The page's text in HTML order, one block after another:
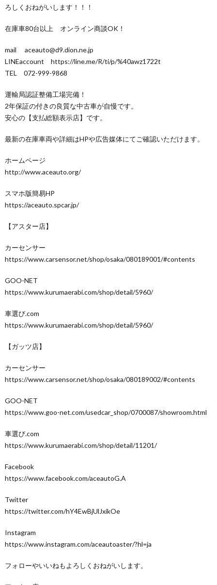
ろしくおねがいします！！！
在庫車80台以上 オンライン商談OK！
mail aceauto@d9.dion.ne.jp
LINEaccount https://line.me/R/ti/p/%40awz1722t
TEL 072-999-9868
運輸局認証整備工場完備！
2年保証の付きの良質な中古車が自慢です。
安心の【支払総額表示店】です。
最新の在庫車両や詳細はHPや広告媒体にてご確認いただけます。
ホームページ
http://www.aceauto.org/
スマホ版簡易HP
https://aceauto.spcar.jp/
【アスター店】
カーセンサー
https://www.carsensor.net/shop/osaka/080189001/#contents
GOO-NET
https://www.kurumaerabi.com/shop/detail/5960/
車選び.com
https://www.kurumaerabi.com/shop/detail/5960/
【ガッツ店】
カーセンサー
https://www.carsensor.net/shop/osaka/080189002/#contents
GOO-NET
https://www.goo-net.com/usedcar_shop/0700087/showroom.html
車選び.com
https://www.kurumaerabi.com/shop/detail/11201/
Facebook
https://www.facebook.com/aceautoG.A
Twitter
https://twitter.com/hY4EwBjUlJxikOe
Instagram
https://www.instagram.com/aceautoaster/?hl=ja
フォローやいいねもよろしくおねがいします。